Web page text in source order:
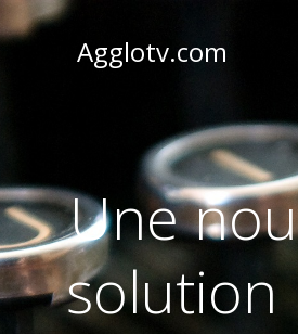
Agglotv.com
Une
solution